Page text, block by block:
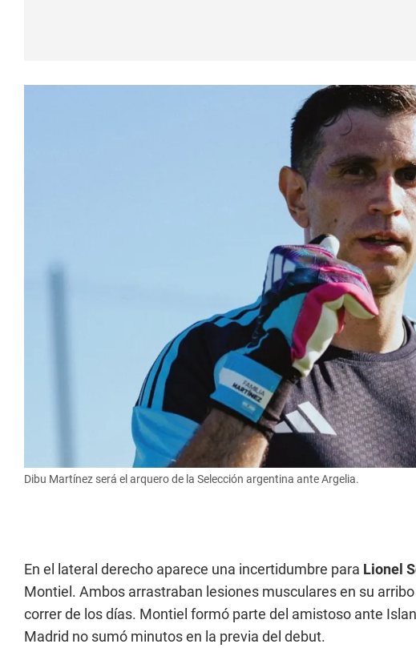
Dibu Martínez será el arquero de la Selección argentina ante Argelia.
En el lateral derecho aparece una incertidumbre para Lionel
Montiel. Ambos arrastraban lesiones musculares en su
correr de los días. Montiel formó parte del amistoso ante
Madrid no sumó minutos en la previa del debut.